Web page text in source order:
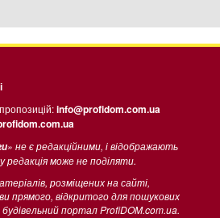
info@profidom.com.ua
» не є редакційними, і відображають
редакція може не поділяти.
розміщених на сайті,
прямого, відкритого для пошукових
портал ProfiDOM.com.ua.